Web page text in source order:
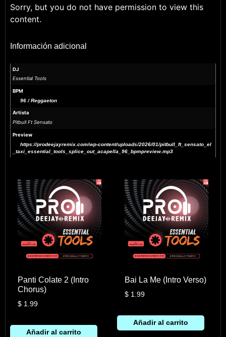
Sorry, but you do not have permission to view this
content.
Información adicional
DJ
Essential Tools
BPM
96 / Reggaeton
Artista
Pitbull Ft Sensato
Preview
https://prodeejayremix.com/wp-content/uploads/2026/01/pitbull_ft_sensato_el
_taxi_essential_tools_splice_out_acapella_96_bpmpreview.mp3
Panti Colate 2 (Intro
Chorus)
$1.99
Añadir al carrito
Bai La Me (Intro Verso)
$ 1.99
Añadir al carrito